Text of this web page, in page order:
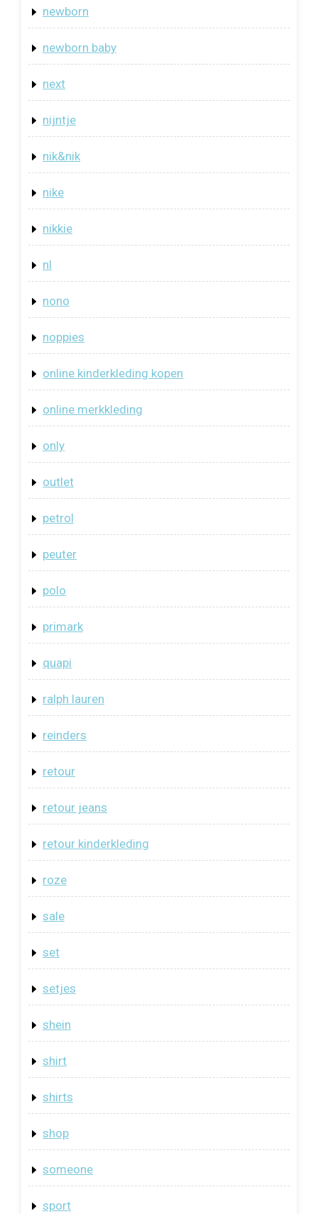
newborn
newborn baby
next
nijntje
nik&nik
nike
nikkie
nl
nono
noppies
online kinderkleding kopen
online merkkleding
only
outlet
petrol
peuter
polo
primark
quapi
ralph lauren
reinders
retour
retour jeans
retour kinderkleding
roze
sale
set
setjes
shein
shirt
shirts
shop
someone
sport